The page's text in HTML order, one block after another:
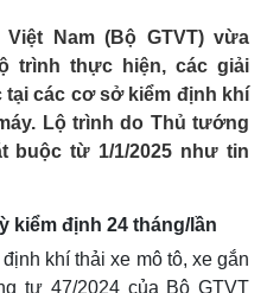
Xã hội
Tin 24h
Dự báo thời tiết
Giáo dục
Dấu ấn VOV
Việc làm
Nam (Bộ GTVT) vừa
trình thực hiện, các giải
tại các cơ sở kiểm định khí
Lộ trình do Thủ tướng
buộc từ 1/1/2025 như tin
kiểm định 24 tháng/lần
khí thải xe mô tô, xe gắn
tư 47/2024 của Bộ GTVT